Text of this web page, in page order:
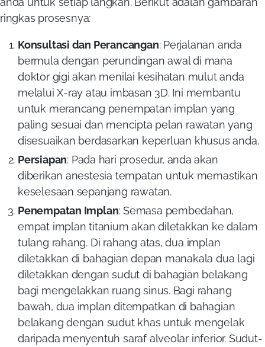
ringkas prosesnya:
Konsultasi dan Perancangan: Perjalanan anda
bermula dengan perundingan awal di mana
doktor gigi akan menilai kesihatan mulut anda
melalui X-ray atau imbasan 3D. Ini membantu
untuk merancang penempatan implan yang
paling sesuai dan mencipta pelan rawatan yang
disesuaikan berdasarkan keperluan khusus anda.
Persiapan: Pada hari prosedur, anda akan
diberikan anestesia tempatan untuk memastikan
keselesaan sepanjang rawatan.
Penempatan Implan: Semasa pembedahan,
empat implan titanium akan diletakkan ke dalam
tulang rahang. Di rahang atas, dua implan
diletakkan di bahagian depan manakala dua lagi
diletakkan dengan sudut di bahagian belakang
bagi mengelakkan ruang sinus. Bagi rahang
bawah, dua implan ditempatkan di bahagian
belakang dengan sudut khas untuk mengelak
daripada menyentuh saraf alveolar inferior. Sudut-